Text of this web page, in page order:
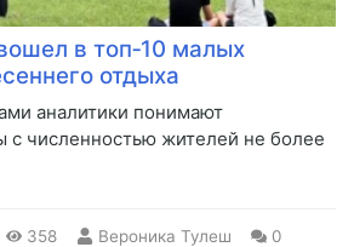
в топ‑10 малых
отдыха
аналитики понимают
с численностью жителей не более
358 Вероника Тулеш 0